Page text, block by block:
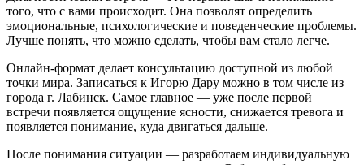
того, что с вами происходит. Она позволят определить
эмоциональные, психологические и поведенческие проблемы.
Лучше понять, что можно сделать, чтобы вам стало легче.
Онлайн-формат делает консультацию доступной из любой
точки мира. Записаться к Игорю Дару можно в том числе из
города г. Лабинск. Самое главное — уже после первой
встречи появляется ощущение ясности, снижается тревога и
появляется понимание, куда двигаться дальше.
После понимания ситуации — разработаем индивидуальную